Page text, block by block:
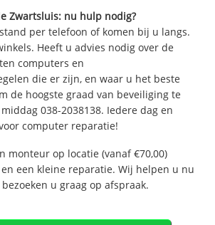
Zwartsluis: nu hulp nodig?
per telefoon of komen bij u langs.
Heeft u advies nodig over de
computers en
die er zijn, en waar u het beste
de hoogste graad van beveiliging te
038-2038138. Iedere dag en
computer reparatie!
monteur op locatie (vanaf €70,00)
een kleine reparatie. Wij helpen u nu
u graag op afspraak.